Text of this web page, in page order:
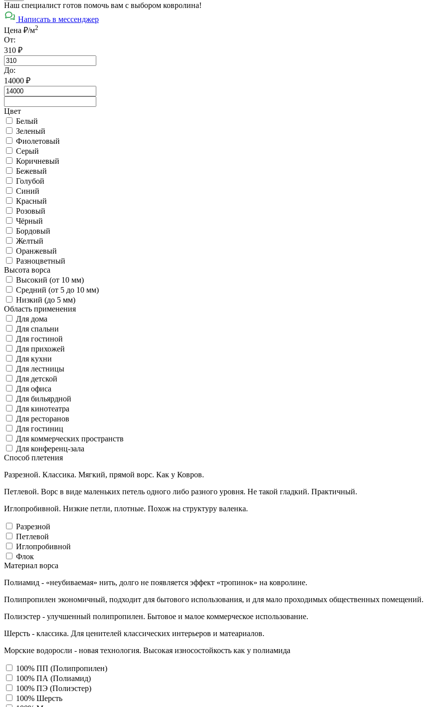
Наш специалист готов помочь вам с выбором ковролина!
Написать в мессенджер
Цена ₽/м2
От:
310 ₽
До:
14000 ₽
Цвет
Белый
Зеленый
Фиолетовый
Серый
Коричневый
Бежевый
Голубой
Синий
Красный
Розовый
Чёрный
Бордовый
Желтый
Оранжевый
Разноцветный
Высота ворса
Высокий (от 10 мм)
Средний (от 5 до 10 мм)
Низкий (до 5 мм)
Область применения
Для дома
Для спальни
Для гостиной
Для прихожей
Для кухни
Для лестницы
Для детской
Для офиса
Для бильярдной
Для кинотеатра
Для ресторанов
Для гостиниц
Для коммерческих пространств
Для конференц-зала
Способ плетения
Разрезной. Классика. Мягкий, прямой ворс. Как у Ковров.
Петлевой. Ворс в виде маленьких петель одного либо разного уровня. Не такой гладкий. Практичный.
Иглопробивной. Низкие петли, плотные. Похож на структуру валенка.
Разрезной
Петлевой
Иглопробивной
Флок
Материал ворса
Полиамид - «неубиваемая» нить, долго не появляется эффект «тропинок» на ковролине.
Полипропилен экономичный, подходит для бытового использования, и для мало проходимых общественных помещений.
Полиэстер - улучшенный полипропилен. Бытовое и малое коммерческое использование.
Шерсть - классика. Для ценителей классических интерьеров и матеариалов.
Морские водоросли - новая технология. Высокая износостойкость как у полиамида
100% ПП (Полипропилен)
100% ПА (Полиамид)
100% ПЭ (Полиэстер)
100% Шерсть